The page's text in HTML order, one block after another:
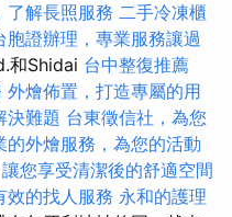
了解長照服務 二手冷凍櫃
胞證辦理，專業服務讓過
和Shidai 台中整復推薦
外燴佈置，打造專屬的用
決難題 台東徵信社，為您
的外燴服務，為您的活動
您享受清潔後的舒適空間
效的找人服務 永和的護理